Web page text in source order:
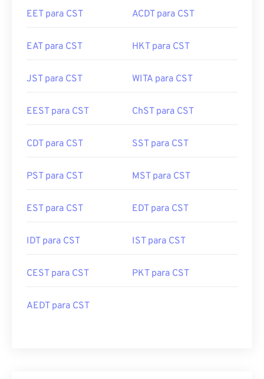
EET para CST ACDT para CST
EAT para CST HKT para CST
JST para CST WITA para CST
EEST para CST ChST para CST
CDT para CST SST para CST
PST para CST MST para CST
EST para CST EDT para CST
IDT para CST IST para CST
CEST para CST PKT para CST
AEDT para CST